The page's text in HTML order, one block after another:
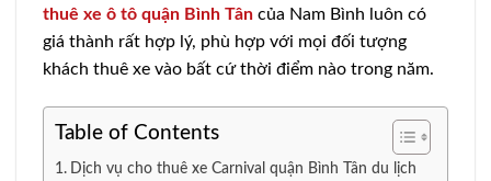
thuê xe ô tô quận Bình Tân của Nam Bình luôn có
giá thành rất hợp lý, phù hợp với mọi đối tượng
khách thuê xe vào bất cứ thời điểm nào trong năm.
Table of Contents
Dịch vụ cho thuê xe Carnival quận Bình Tân du lịch